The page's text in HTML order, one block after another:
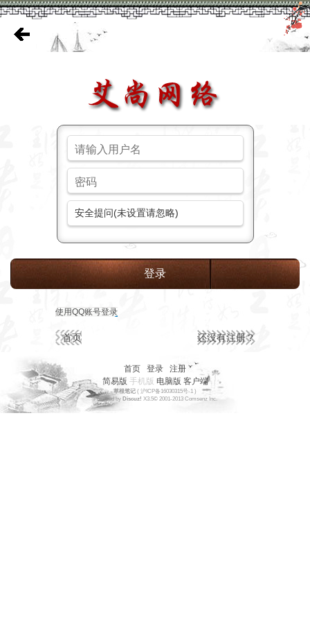
安全提问(未设置请忽略)
登录
使用QQ账号登录
首页 还没有注册？
首页 登录
注册
简易版 手机版 电脑版 客户端
草根笔记 ( 沪ICP备16030315号-1 )
Powered by Discuz! X3.5© 2001-2013 Comsenz Inc.